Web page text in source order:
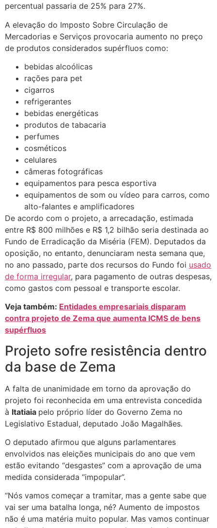
percentual passaria de 25% para 27%.
A elevação do Imposto Sobre Circulação de
Mercadorias e Serviços provocaria aumento no preço
de produtos considerados supérfluos como:
bebidas alcoólicas
rações para pet
cigarros
refrigerantes
bebidas energéticas
produtos de tabacaria
perfumes
cosméticos
celulares
câmeras fotográficas
equipamentos para pesca esportiva
equipamentos de som ou vídeo para carros, como
alto-falantes e amplificadores
De acordo com o projeto, a arrecadação, estimada
entre R$ 800 milhões e R$ 1,2 bilhão seria destinada ao
Fundo de Erradicação da Miséria (FEM). Deputados da
oposição, no entanto, denunciaram nesta semana que,
no ano passado, parte dos recursos do Fundo foi usado
de forma irregular, para pagamento de outras despesas,
como gastos com pessoal e transporte escolar.
Veja também: Entidades empresariais disparam
contra projeto de Zema que aumenta ICMS de bens
supérfluos
Projeto sofre resistência dentro
da base de Zema
A falta de unanimidade em torno da aprovação do
projeto foi reconhecida em uma entrevista concedida
à Itatiaia pelo próprio líder do Governo Zema no
Legislativo Estadual, deputado João Magalhães.
O deputado afirmou que alguns parlamentares
envolvidos nas eleições municipais do ano que vem
estão evitando “desgastes” com a aprovação de uma
medida considerada “impopular”.
“Nós vamos começar a tramitar, mas a gente sabe que
vai ser uma batalha longa, né? Aumento de impostos
não é uma matéria muito popular. Mas vamos continuar